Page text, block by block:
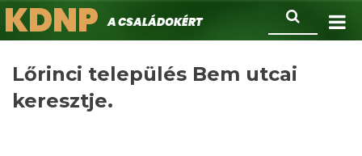
Ugrás
a
Keresés
KDNPA családokért.
Lőrinci település Bem utcai
keresztje.